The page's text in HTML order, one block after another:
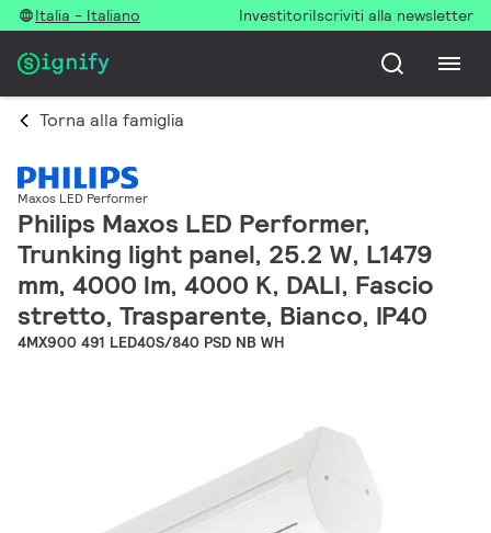
Italia - Italiano InvestitoriIscriviti alla newsletter
Torna alla famiglia
Maxos LED Performer
Philips Maxos LED Performer,
Trunking light panel, 25.2 W, L1479
mm, 4000 lm, 4000 K, DALI, Fascio
stretto, Trasparente, Bianco, IP40
4MX900 491 LED40S/840 PSD NB WH